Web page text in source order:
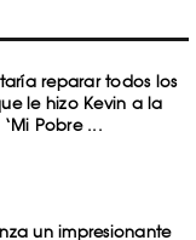
reparar todos los
le hizo Kevin a la
Pobre ...
un impresionante